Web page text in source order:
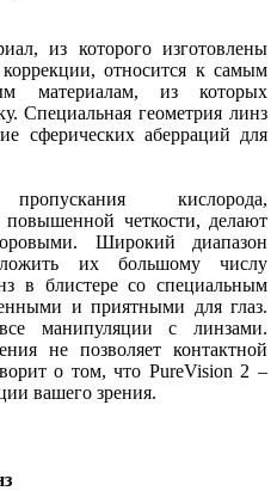
из которого изготовлены
относится к самым
материалам, из которых
Специальная геометрия линз
сферических аберраций для
кислорода,
повышенной четкости, делают
Широкий диапазон
их большому числу
в блистере со специальным
и приятными для глаз.
манипуляции с линзами.
не позволяет контактной
о том, что PureVision 2 –
вашего зрения.